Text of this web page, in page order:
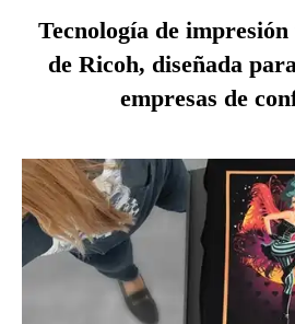
Tecnología de
de Ricoh, diseñada
empresas de